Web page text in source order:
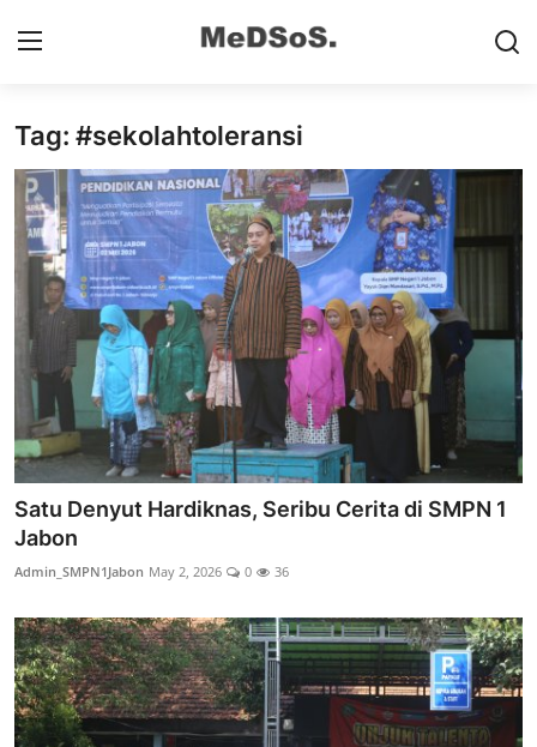
Home
Contact
SMP
Video SMP
Video SD
Galeri Dispendikbud Sidoarjo
Gallery
Lainnya
Tag: #sekolahtoleransi
Satu Denyut Hardiknas, Seribu Cerita di SMPN 1
Jabon
Admin_SMPN1Jabon May 2, 2026 0 36